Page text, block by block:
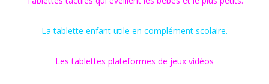
La tablette enfant utile en complément scolaire.
Les tablettes plateformes de jeux vidéos